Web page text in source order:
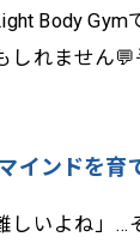
Body
しれません
インドを育
しいよね」